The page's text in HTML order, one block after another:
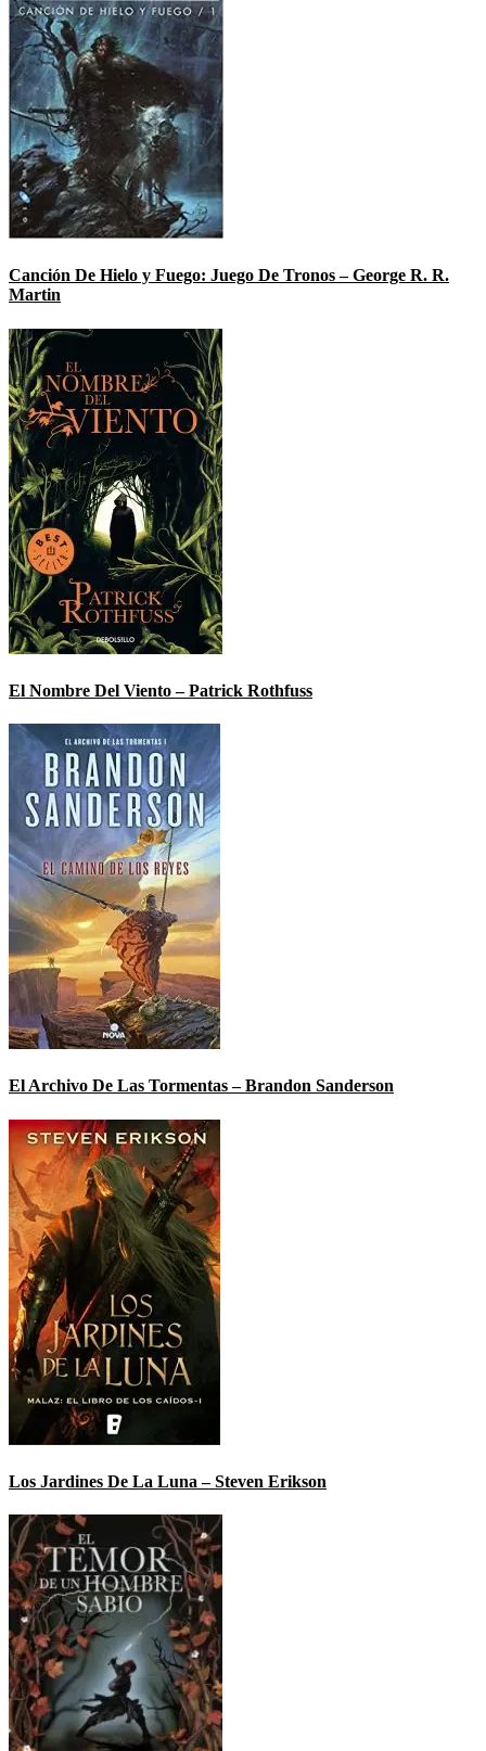
Canción De Hielo y Fuego: Juego De Tronos – George R. R.
Martin
El Nombre Del Viento – Patrick Rothfuss
El Archivo De Las Tormentas – Brandon Sanderson
Los Jardines De La Luna – Steven Erikson